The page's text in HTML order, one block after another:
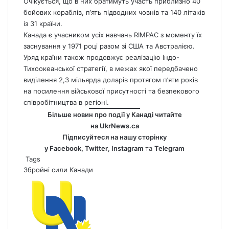
бойових кораблів, п’ять підводних човнів та 140 літаків
із 31 країни.
Канада є учасником усіх навчань RIMPAC з моменту їх
заснування у 1971 році разом зі США та Австралією.
Уряд країни також продовжує реалізацію Індо-
Тихоокеанської стратегії, в межах якої передбачено
виділення 2,3 мільярда доларів протягом п’яти років
на посилення військової присутності та безпекового
співробітництва в регіоні.
Більше новин про події у Канаді читайте
на UkrNews.ca
Підписуйтеся на нашу сторінку
у Facebook, Twitter, Instagram та Telegram
Tags
Збройні сили Канади